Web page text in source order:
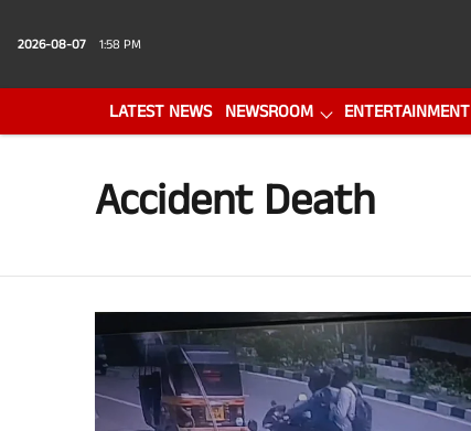
2026-08-07 1:58 PM
LATEST NEWS NEWSROOM ENTERTAINMENT
Accident Death